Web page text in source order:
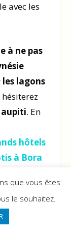
avec les
à ne pas
les lagons
. En
hôtels
à Bora
S’il est
vous
que vous êtes
le souhaitez.